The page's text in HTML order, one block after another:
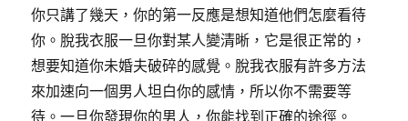
你只講了幾天，你的第一反應是想知道他們怎麼看待
你。脫我衣服一旦你對某人變清晰，它是很正常的，
想要知道你未婚夫破碎的感覺。脫我衣服有許多方法
來加速向一個男人坦白你的感情，所以你不需要等
待。一旦你發現你的男人，你能找到正確的途徑。